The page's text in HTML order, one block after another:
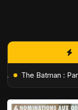
L'Âge de Glace : Le Réveil du Volcan – Manny, Sid et Diego de retour pour une aventure explosive